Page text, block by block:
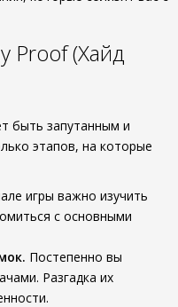
Proof (Хайд
быть запутанным и
этапов, на которые
игры важно изучить
с основными
Постепенно вы
Разгадка их